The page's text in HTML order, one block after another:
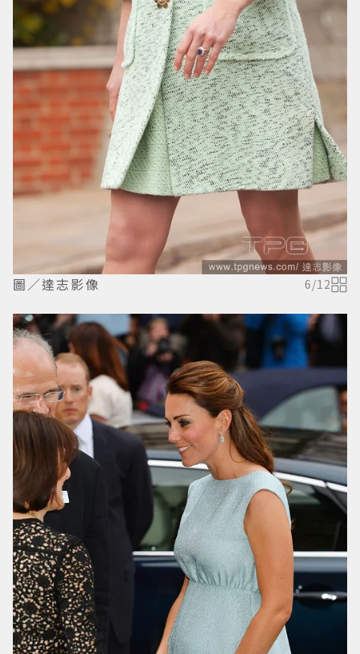
圖／達志影像 6/12